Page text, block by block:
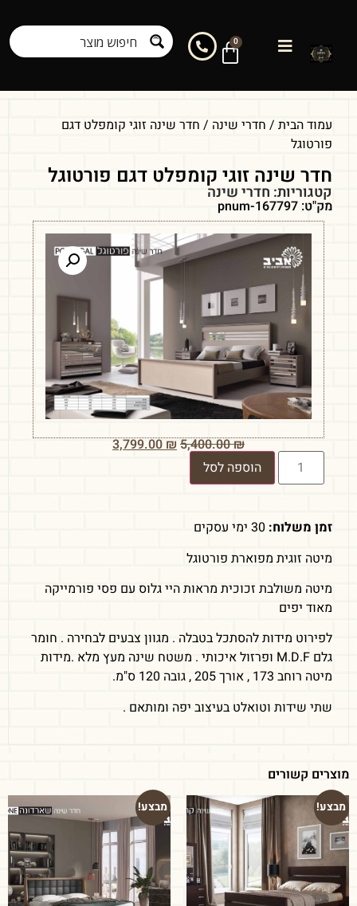
0
עמוד הבית / חדרי שינה / חדר שינה זוגי קומפלט דגם
פורטוגל
חדר שינה זוגי קומפלט דגם פורטוגל
קטגוריות: חדרי שינה
מק"ט: pnum-167797
₪
5,400.00
₪
3,799.00
הוספה לסל
זמן משלוח:
מיטה זוגית מפוארת פורטוגל
מיטה משולבת זכוכית מראות היי גלוס עם פסי פורמייקה
מאוד יפים
לפירוט מידות להסתכל בטבלה . מגוון צבעים לבחירה . חומר
גלם M.D.F ופרזול איכותי . משטח שינה מעץ מלא .מידות
מיטה רוחב 173 , אורך 205 , גובה 120 ס"מ.
שתי שידות וטואלט בעיצוב יפה ומותאם .
מוצרים קשורים
מבצע! מבצע!